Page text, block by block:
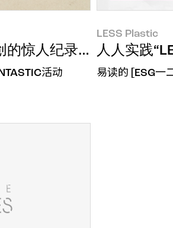
惊人纪录，
活动
LESS Plastic
人人实践
易读的 [ESG一